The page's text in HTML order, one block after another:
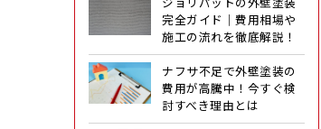
完全ガイド｜費用相場や
施工の流れを徹底解説！
ナフサ不足で外壁塗装の
費用が高騰中！今すぐ検
討すべき理由とは